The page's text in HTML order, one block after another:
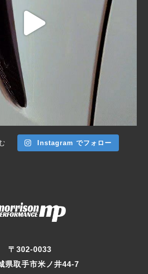
〒302-0033
県取手市米ノ井44-7
Instagram でフォロー